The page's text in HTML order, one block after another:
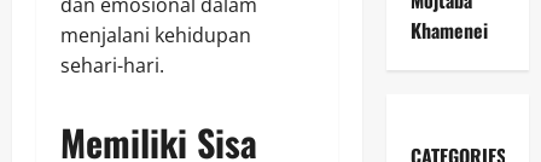
menjalani kehidupan
sehari-hari.
Memiliki Sisa
Khamenei
CATEGORIES